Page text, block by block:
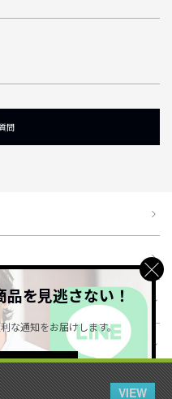
VIEW
問
品を見逃さない！
な通知をお届けします。
ら ＞